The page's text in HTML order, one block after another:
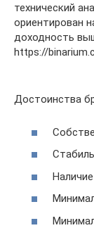
технический
ориентирован
доходность
https://
Достоинства